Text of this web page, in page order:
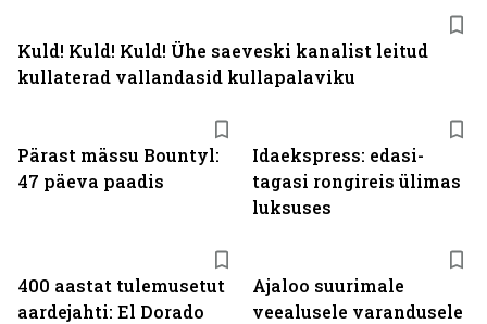
Pärast mässu Bountyl:
47 päeva paadis
Idaekspress: edasi-
tagasi rongireis ülimas
luksuses
400 aastat tulemusetut
aardejahti: El Dorado
Ajaloo suurimale
veealusele varandusele
Kuld! Kuld! Kuld! Ühe saeveski kanalist leitud
kullaterad vallandasid kullapalaviku